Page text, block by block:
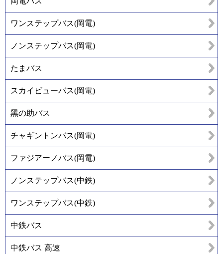
ワンステップバス(岡電)
ノンステップバス(岡電)
たまバス
スカイビューバス(岡電)
黑の助バス
チャギントンバス(岡電)
ファジアーノバス(岡電)
ノンステップバス(中鉄)
ワンステップバス(中鉄)
中鉄バス
中鉄バス 高速